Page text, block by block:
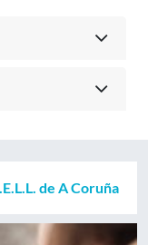
de A Coruña